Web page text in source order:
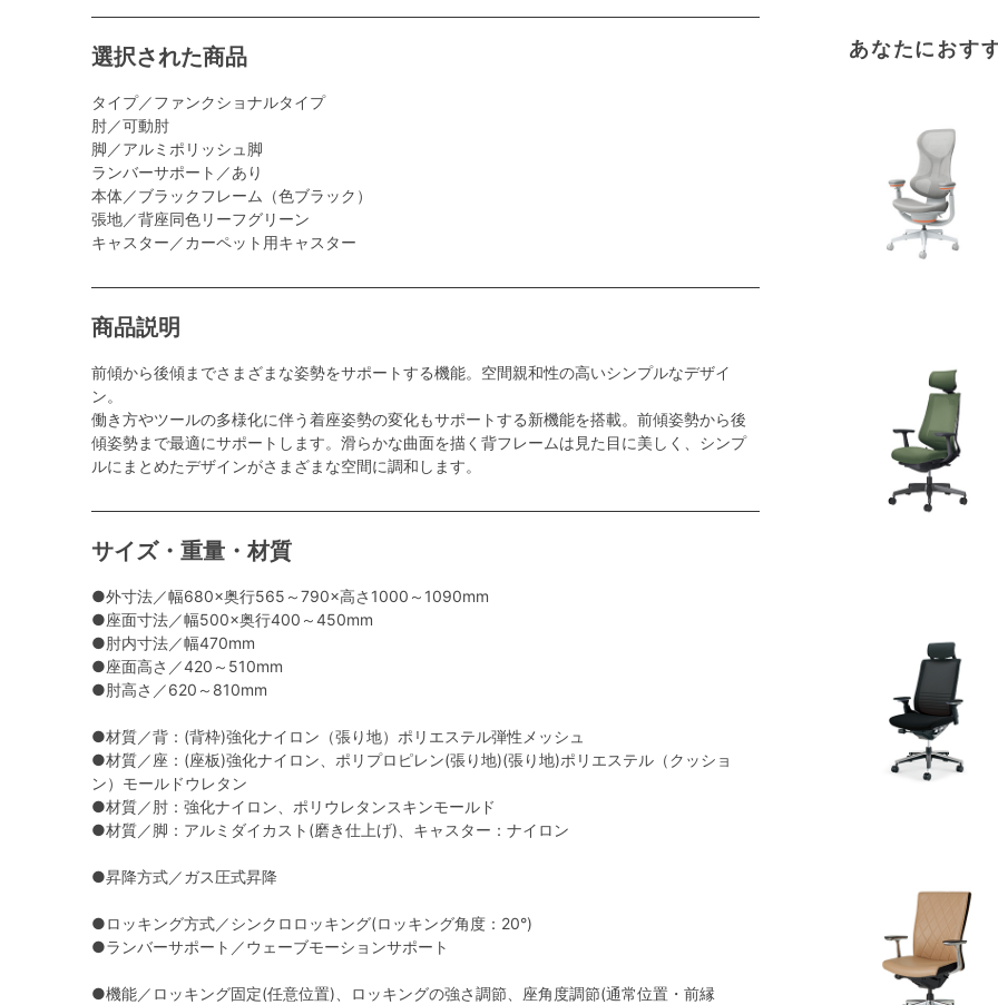
選択された商品
タイプ／ファンクショナルタイプ
肘／可動肘
脚／アルミポリッシュ脚
ランバーサポート／あり
本体／ブラックフレーム（色ブラック）
張地／背座同色リーフグリーン
キャスター／カーペット用キャスター
商品説明
前傾から後傾までさまざまな姿勢をサポートする機能。空間親和性の高いシンプルなデザイ
ン。
働き方やツールの多様化に伴う着座姿勢の変化もサポートする新機能を搭載。前傾姿勢から後
傾姿勢まで最適にサポートします。滑らかな曲面を描く背フレームは見た目に美しく、シンプ
ルにまとめたデザインがさまざまな空間に調和します。
サイズ・重量・材質
●外寸法／幅680×奥行565～790×高さ1000～1090mm
●座面寸法／幅500×奥行400～450mm
●肘内寸法／幅470mm
●座面高さ／420～510mm
●肘高さ／620～810mm
●材質／背：(背枠)強化ナイロン（張り地）ポリエステル弾性メッシュ
●材質／座：(座板)強化ナイロン、ポリプロピレン(張り地)(張り地)ポリエステル（クッショ
ン）モールドウレタン
●材質／肘：強化ナイロン、ポリウレタンスキンモールド
●材質／脚：アルミダイカスト(磨き仕上げ)、キャスター：ナイロン
●昇降方式／ガス圧式昇降
●ロッキング方式／シンクロロッキング(ロッキング角度：20°)
●ランバーサポート／ウェーブモーションサポート
●機能／ロッキング固定(任意位置)、ロッキングの強さ調節、座角度調節(通常位置・前縁
あなたにおす